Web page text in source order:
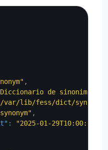
,
de sinonimos"
var/lib/fess/dict/
,
:
"2025-01-29T10:00:00Z"